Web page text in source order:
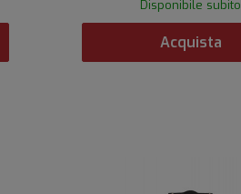
Disponibile subito
Acquista